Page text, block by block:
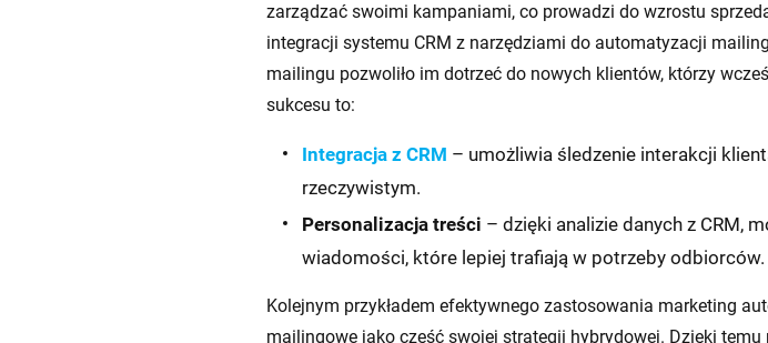
zarządzać swoimi kampaniami, co prowadzi do wzrostu
integracji systemu CRM z narzędziami do automatyzacji
mailingu pozwoliło im dotrzeć do nowych klientów, którzy
sukcesu to:
Integracja z CRM – umożliwia śledzenie interakcji
rzeczywistym.
Personalizacja treści – dzięki analizie danych z CRM,
wiadomości, które lepiej trafiają w potrzeby odbiorców.
Kolejnym przykładem efektywnego zastosowania marketing
mailingowe jako część swojej strategii hybrydowej. Dzięki